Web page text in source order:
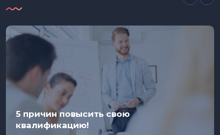
5 причин повысить свою
квалификацию!